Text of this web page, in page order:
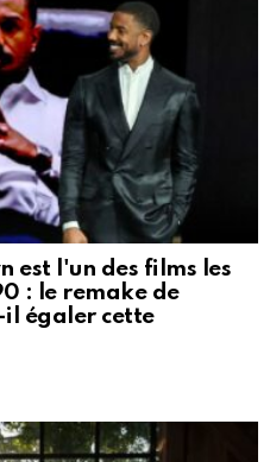
est l'un des films les
: le remake de
il égaler cette